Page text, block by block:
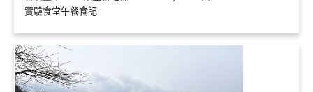
實驗食堂午餐食記